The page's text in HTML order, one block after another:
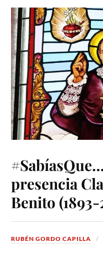
presencia
Benito (1893-
RUBÉN GORDO CAPILLA